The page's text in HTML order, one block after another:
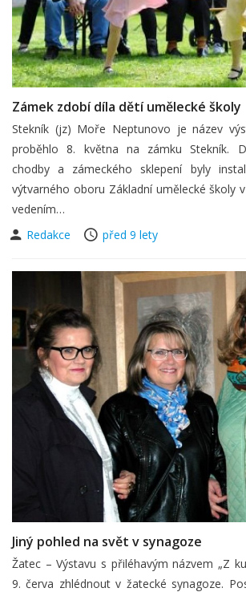
Zámek zdobí díla dětí umělecké školy
Stekník (jz) Moře Neptunovo je název
proběhlo 8. května na zámku Stekník.
chodby a zámeckého sklepení byly
výtvarného oboru Základní umělecké školy
vedením…
Redakce
před 9 lety
Jiný pohled na svět v synagoze
Žatec – Výstavu s přiléhavým názvem „Z
9. červa zhlédnout v žatecké synagoze.